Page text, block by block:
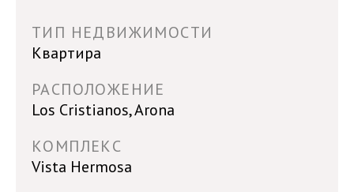
ТИП НЕДВИЖИМОСТИ
Квартира
РАСПОЛОЖЕНИЕ
Los Cristianos, Arona
КОМПЛЕКС
Vista Hermosa